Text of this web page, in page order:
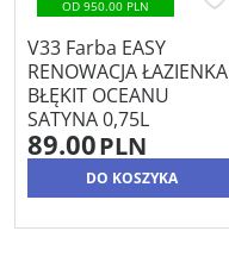
OD 950.00 PLN
V33 Farba EASY
RENOWACJA ŁAZIENKA
BŁĘKIT OCEANU
SATYNA 0,75L
89.00PLN
DO KOSZYKA